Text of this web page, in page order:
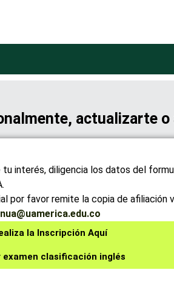
actualizarte
interés, diligencia los datos del
por favor remite la copia de afiliación
la Inscripción Aquí
examen clasificación inglés